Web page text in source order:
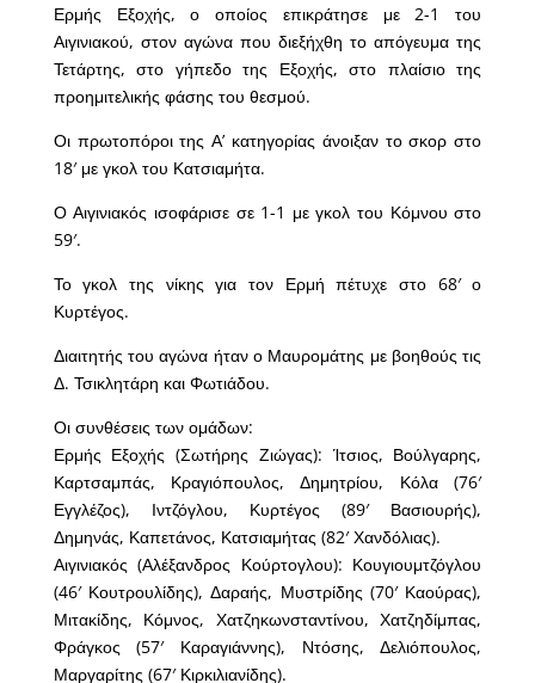
Ερμής Εξοχής, ο οποίος επικράτησε με 2-1 του
Αιγινιακού, στον αγώνα που διεξήχθη το απόγευμα της
Τετάρτης, στο γήπεδο της Εξοχής, στο πλαίσιο της
προημιτελικής φάσης του θεσμού.
Οι πρωτοπόροι της Α’ κατηγορίας άνοιξαν το σκορ στο
18′ με γκολ του Κατσιαμήτα.
Ο Αιγινιακός ισοφάρισε σε 1-1 με γκολ του Κόμνου στο
59′.
Το γκολ της νίκης για τον Ερμή πέτυχε στο 68′ ο
Κυρτέγος.
Διαιτητής του αγώνα ήταν ο Μαυρομάτης με βοηθούς τις
Δ. Τσικλητάρη και Φωτιάδου.
Οι συνθέσεις των ομάδων:
Ερμής Εξοχής (Σωτήρης Ζιώγας): Ίτσιος, Βούλγαρης,
Καρτσαμπάς, Κραγιόπουλος, Δημητρίου, Κόλα (76′
Εγγλέζος), Ιντζόγλου, Κυρτέγος (89′ Βασιουρής),
Δημηνάς, Καπετάνος, Κατσιαμήτας (82′ Χανδόλιας).
Αιγινιακός (Αλέξανδρος Κούρτογλου): Κουγιουμτζόγλου
(46′ Κουτρουλίδης), Δαραής, Μυστρίδης (70′ Καούρας),
Μιτακίδης, Κόμνος, Χατζηκωνσταντίνου, Χατζηδίμπας,
Φράγκος (57′ Καραγιάννης), Ντόσης, Δελιόπουλος,
Μαργαρίτης (67′ Κιρκιλιανίδης).